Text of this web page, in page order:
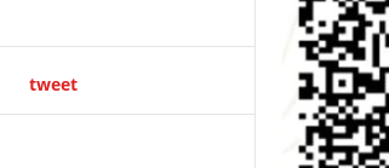
tweet